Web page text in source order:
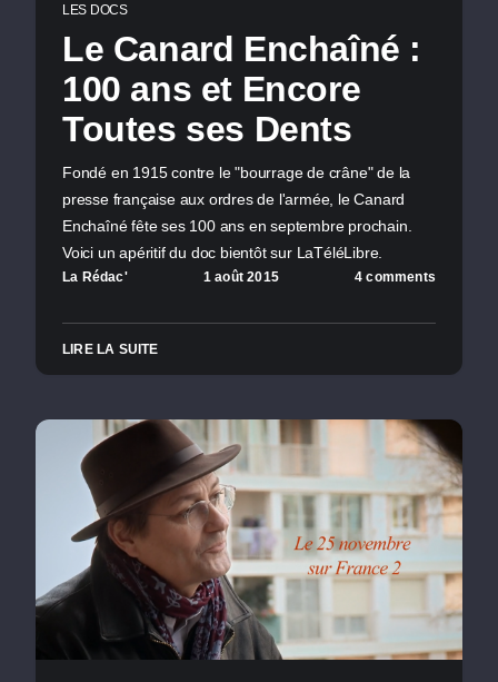
LES DOCS
Le Canard Enchaîné :
100 ans et Encore
Toutes ses Dents
Fondé en 1915 contre le "bourrage de crâne" de la
presse française aux ordres de l'armée, le Canard
Enchaîné fête ses 100 ans en septembre prochain.
Voici un apéritif du doc bientôt sur LaTéléLibre.
La Rédac' 1 août 2015 4 comments
LIRE LA SUITE